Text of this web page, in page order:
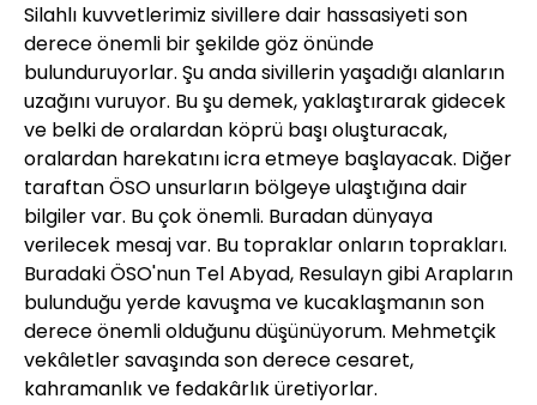
Silahlı kuvvetlerimiz sivillere dair hassasiyeti son
derece önemli bir şekilde göz önünde
bulunduruyorlar. Şu anda sivillerin yaşadığı alanların
uzağını vuruyor. Bu şu demek, yaklaştırarak gidecek
ve belki de oralardan köprü başı oluşturacak,
oralardan harekatını icra etmeye başlayacak. Diğer
taraftan ÖSO unsurların bölgeye ulaştığına dair
bilgiler var. Bu çok önemli. Buradan dünyaya
verilecek mesaj var. Bu topraklar onların toprakları.
Buradaki ÖSO'nun Tel Abyad, Resulayn gibi Arapların
bulunduğu yerde kavuşma ve kucaklaşmanın son
derece önemli olduğunu düşünüyorum. Mehmetçik
vekâletler savaşında son derece cesaret,
kahramanlık ve fedakârlık üretiyorlar.